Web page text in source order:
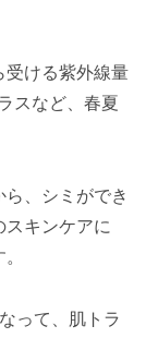
受ける紫外線量
スなど、春夏
、シミができ
キンケアに
って、肌トラ